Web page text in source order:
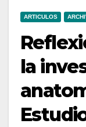
ARTICULOS
la